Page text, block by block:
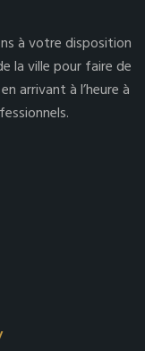
à votre disposition
la ville pour faire de
arrivant à l’heure à